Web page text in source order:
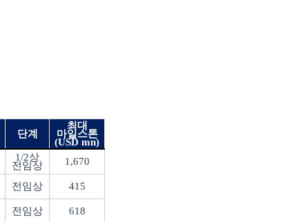
단계
최대
마일스톤
(USD mn)
1/2상
전임상 1,670
전임상 415
전임상 618